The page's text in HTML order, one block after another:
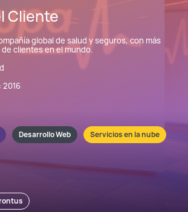
Cliente
global de salud y seguros, con más
clientes en el mundo.
Desarrollo Web Servicios en la nube